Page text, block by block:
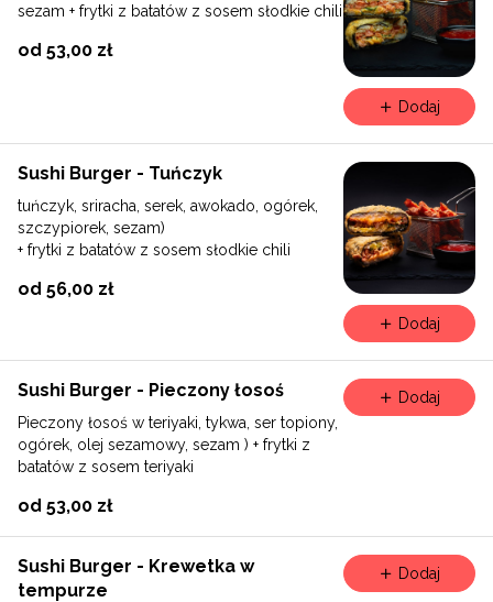
sezam + frytki z batatów z sosem słodkie chili
od 53,00 zł
Dodaj
Sushi Burger - Tuńczyk
tuńczyk, sriracha, serek, awokado, ogórek,
szczypiorek, sezam)
+ frytki z batatów z sosem słodkie chili
od 56,00 zł
Dodaj
Sushi Burger - Pieczony łosoś
Pieczony łosoś w teriyaki, tykwa, ser topiony,
ogórek, olej sezamowy, sezam ) + frytki z
batatów z sosem teriyaki
od 53,00 zł
Dodaj
Sushi Burger - Krewetka w
tempurze
Dodaj